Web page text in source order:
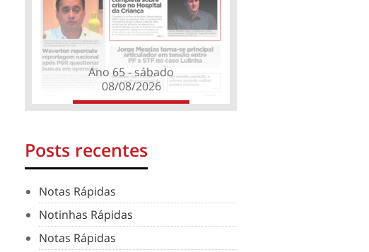
Ano 65 - sábado
08/08/2026
Posts recentes
Notas Rápidas
Notinhas Rápidas
Notas Rápidas